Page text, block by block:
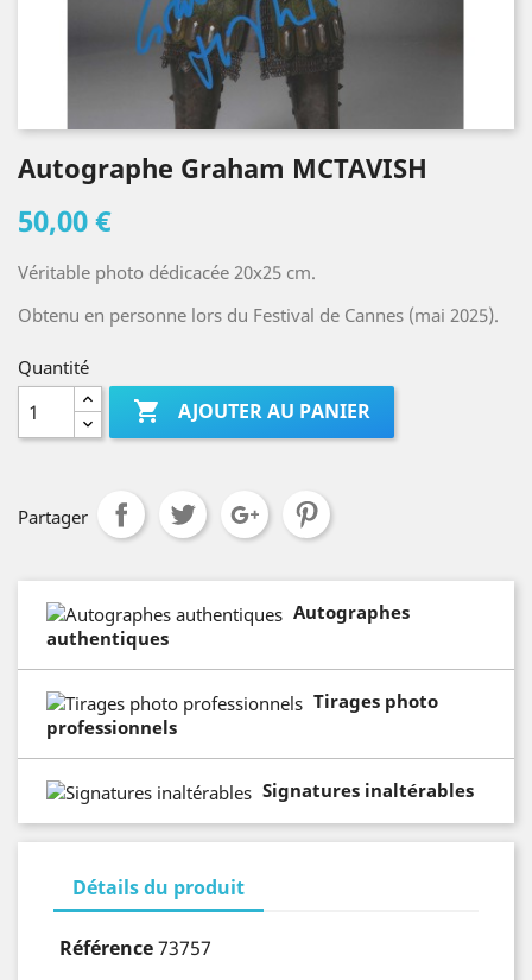
Autographe Graham MCTAVISH
50,00 €
Véritable photo dédicacée 20x25 cm.
Obtenu en personne lors du Festival de Cannes (mai 2025).
Quantité
 AJOUTER AU PANIER
Partager
Autographes
authentiques
Tirages photo
professionnels
Signatures inaltérables
Détails du produit
Référence73757